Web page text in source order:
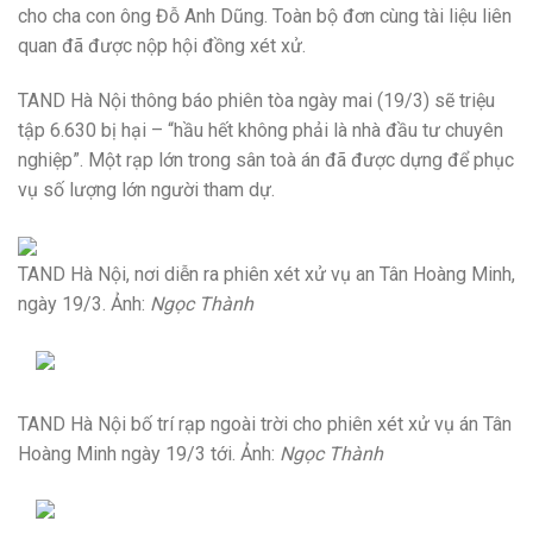
cho cha con ông Đỗ Anh Dũng. Toàn bộ đơn cùng tài liệu liên
quan đã được nộp hội đồng xét xử.
TAND Hà Nội thông báo phiên tòa ngày mai (19/3) sẽ triệu
tập 6.630 bị hại – “hầu hết không phải là nhà đầu tư chuyên
nghiệp”. Một rạp lớn trong sân toà án đã được dựng để phục
vụ số lượng lớn người tham dự.
TAND Hà Nội, nơi diễn ra phiên xét xử vụ an Tân Hoàng Minh,
ngày 19/3. Ảnh: Ngọc Thành
TAND Hà Nội bố trí rạp ngoài trời cho phiên xét xử vụ án Tân
Hoàng Minh ngày 19/3 tới. Ảnh: Ngọc Thành